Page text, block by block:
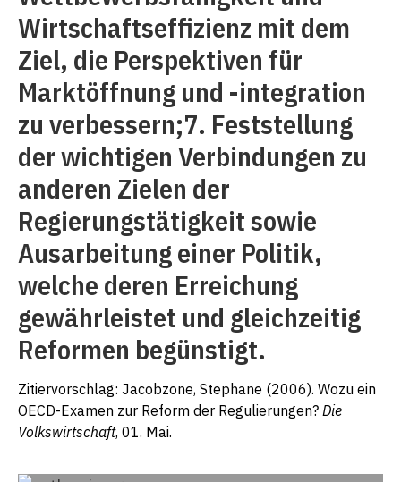
Wirtschaftseffizienz mit dem
Ziel, die Perspektiven für
Marktöffnung und -integration
zu verbessern;7. Feststellung
der wichtigen Verbindungen zu
anderen Zielen der
Regierungstätigkeit sowie
Ausarbeitung einer Politik,
welche deren Erreichung
gewährleistet und gleichzeitig
Reformen begünstigt.
Zitiervorschlag: Jacobzone, Stephane (2006). Wozu ein
OECD-Examen zur Reform der Regulierungen? Die
Volkswirtschaft, 01. Mai.